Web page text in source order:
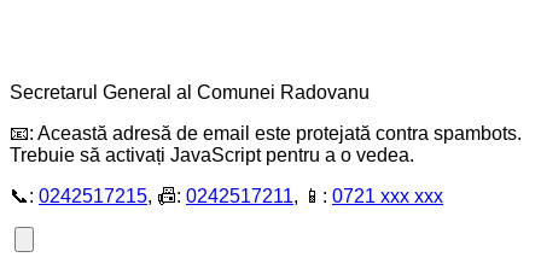
Secretarul General al Comunei Radovanu
📧: Această adresă de email este protejată contra spambots.
Trebuie să activați JavaScript pentru a o vedea.
📞: 0242517215, 📠: 0242517211, 📱: 0721 xxx xxx